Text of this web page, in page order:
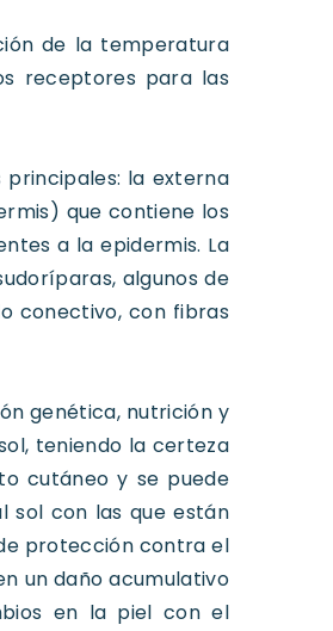
de la temperatura
receptores para las
la externa
que contiene los
a la epidermis. La
algunos de
conectivo, con fibras
genética, nutrición y
teniendo la certeza
cutáneo y se puede
sol con las que están
protección contra el
un daño acumulativo
en la piel con el